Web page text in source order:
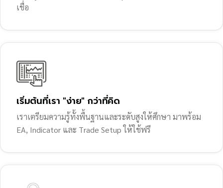
เชื่อ
เริ่มต้นที่เรา "ง่าย" กว่าที่คิด
เราเตรียมความรู้ทั้งพื้นฐานและระดับสูงให้ศึกษา มาพร้อม
EA, Indicator และ Trade Setup ให้ใช้ฟรี